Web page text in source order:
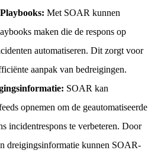
Met SOAR kunnen
maken die de respons op
automatiseren. Dit zorgt voor
aanpak van bedreigingen.
SOAR kan
opnemen om de geautomatiseerde
incidentrespons te verbeteren. Door
dreigingsinformatie kunnen SOAR-